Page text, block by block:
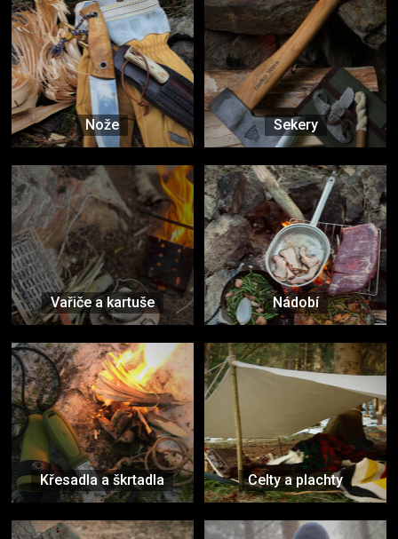
Nože Sekery
Vařiče a kartuše Nádobí
Křesadla a škrtadla Celty a plachty